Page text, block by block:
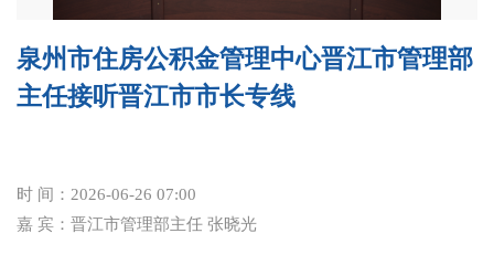
泉州市住房公积金管理中心晋江市管理部
主任接听晋江市市长专线
时 间： 2026-06-26 07:00
嘉 宾：晋江市管理部主任 张晓光